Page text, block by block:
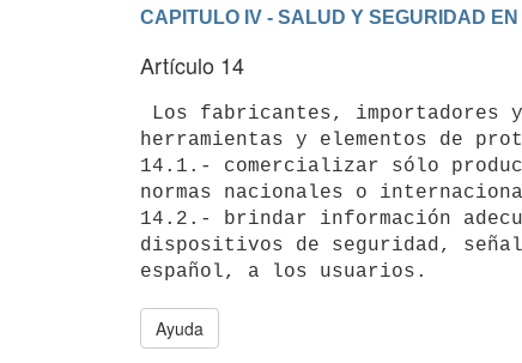
CAPITULO IV - SALUD Y SEGURIDAD
Artículo 14
herramientas y elementos de
14.1.- comercializar sólo
normas nacionales o
14.2.- brindar información
dispositivos de seguridad,
Ayuda